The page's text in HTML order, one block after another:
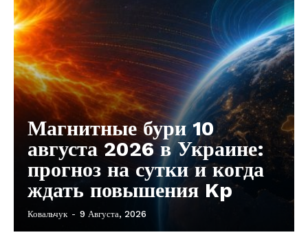
Магнитные бури 10
августа 2026 в Украине:
прогноз на сутки и когда
ждать повышения Kp
Ковальчук - 9 Августа, 2026